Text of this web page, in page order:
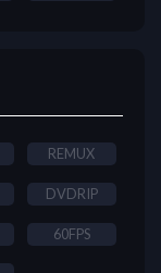
REMUX
DVDRIP
60FPS